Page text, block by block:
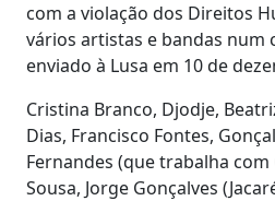
com a violação dos Direitos
vários artistas e bandas num
enviado à Lusa em 10 de
Cristina Branco, Djodje,
Dias, Francisco Fontes,
Fernandes (que trabalha com
Sousa, Jorge Gonçalves